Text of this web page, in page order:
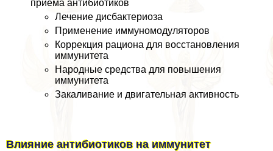
приема антибиотиков
Лечение дисбактериоза
Применение иммуномодуляторов
Коррекция рациона для восстановления
иммунитета
Народные средства для повышения
иммунитета
Закаливание и двигательная активность
Влияние антибиотиков на иммунитет